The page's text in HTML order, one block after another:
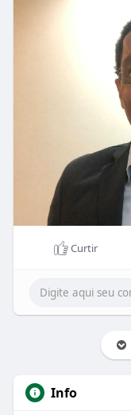
Curtir
Info